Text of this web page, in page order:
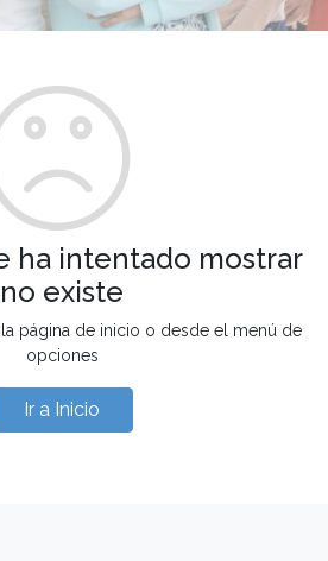
ha intentado mostrar
no existe
página de inicio o desde el menú de
opciones
Ir a Inicio